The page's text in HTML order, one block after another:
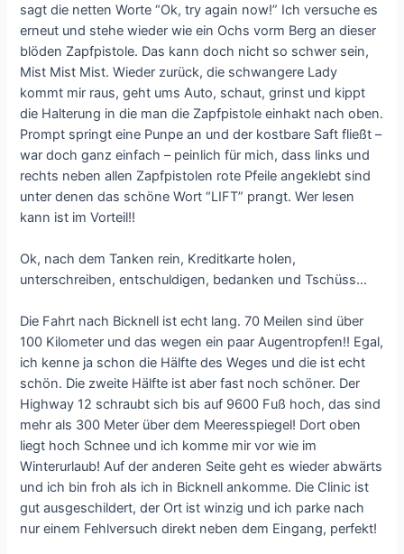
sagt die netten Worte “Ok, try again now!” Ich versuche es
erneut und stehe wieder wie ein Ochs vorm Berg an dieser
blöden Zapfpistole. Das kann doch nicht so schwer sein,
Mist Mist Mist. Wieder zurück, die schwangere Lady
kommt mir raus, geht ums Auto, schaut, grinst und kippt
die Halterung in die man die Zapfpistole einhakt nach oben.
Prompt springt eine Punpe an und der kostbare Saft fließt –
war doch ganz einfach – peinlich für mich, dass links und
rechts neben allen Zapfpistolen rote Pfeile angeklebt sind
unter denen das schöne Wort “LIFT” prangt. Wer lesen
kann ist im Vorteil!!
Ok, nach dem Tanken rein, Kreditkarte holen,
unterschreiben, entschuldigen, bedanken und Tschüss…
Die Fahrt nach Bicknell ist echt lang. 70 Meilen sind über
100 Kilometer und das wegen ein paar Augentropfen!! Egal,
ich kenne ja schon die Hälfte des Weges und die ist echt
schön. Die zweite Hälfte ist aber fast noch schöner. Der
Highway 12 schraubt sich bis auf 9600 Fuß hoch, das sind
mehr als 300 Meter über dem Meeresspiegel! Dort oben
liegt hoch Schnee und ich komme mir vor wie im
Winterurlaub! Auf der anderen Seite geht es wieder abwärts
und ich bin froh als ich in Bicknell ankomme. Die Clinic ist
gut ausgeschildert, der Ort ist winzig und ich parke nach
nur einem Fehlversuch direkt neben dem Eingang, perfekt!